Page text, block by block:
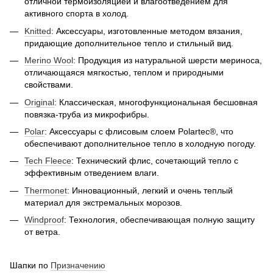
активного спорта в холод.
Knitted: Аксессуары, изготовленные методом вязания,
придающие дополнительное тепло и стильный вид.
Merino Wool: Продукция из натуральной шерсти мериноса,
отличающаяся мягкостью, теплом и природными
свойствами.
Original: Классическая, многофункциональная бесшовная
повязка-труба из микрофибры.
Polar: Аксессуары с флисовым слоем Polartec®, что
обеспечивают дополнительное тепло в холодную погоду.
Tech Fleece: Технический флис, сочетающий тепло с
эффективным отведением влаги.
Thermonet: Инновационный, легкий и очень теплый
материал для экстремальных морозов.
Windproof: Технология, обеспечивающая полную защиту
от ветра.
Шапки по Призначению